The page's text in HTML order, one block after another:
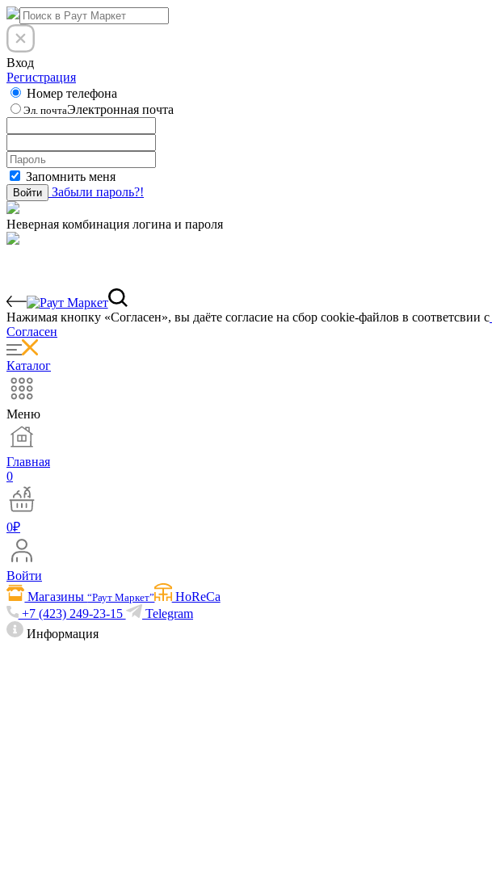
Вход
Регистрация
Номер телефона
Эл. почтаЭлектронная почта
Запомнить меня
Войти Забыли пароль?!
Неверная комбинация логина и пароля
Нажимая кнопку «Согласен», вы даёте cогласие на сбор cookie-файлов в соответсвии с
Согласен
Каталог
Меню
Главная
0
0₽
Войти
Магазины“Раут Маркет”
HoReCa
+7 (423) 249-23-15
Telegram
Информация